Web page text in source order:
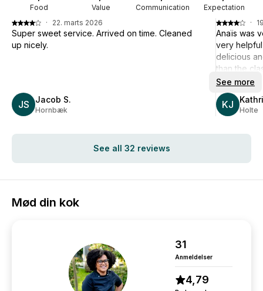
Food Value Communication Expectation
JS Jacob S.
Hornbæk
· 22. marts 2026
Super sweet service. Arrived on time. Cleaned
up nicely.
KJ Holte
·
Anaïs was
very
delicious
than the
The
quicker.
See more
See all 32 reviews
Mød din kok
31
Anmeldelser
4,79